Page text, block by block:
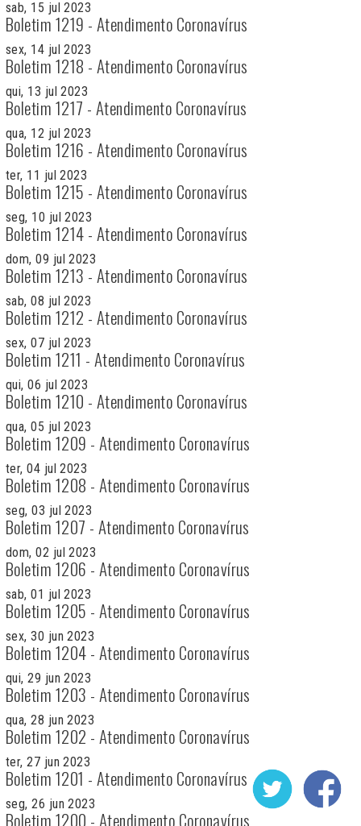
sab, 15 jul 2023
Boletim 1219 - Atendimento Coronavírus
sex, 14 jul 2023
Boletim 1218 - Atendimento Coronavírus
qui, 13 jul 2023
Boletim 1217 - Atendimento Coronavírus
qua, 12 jul 2023
Boletim 1216 - Atendimento Coronavírus
ter, 11 jul 2023
Boletim 1215 - Atendimento Coronavírus
seg, 10 jul 2023
Boletim 1214 - Atendimento Coronavírus
dom, 09 jul 2023
Boletim 1213 - Atendimento Coronavírus
sab, 08 jul 2023
Boletim 1212 - Atendimento Coronavírus
sex, 07 jul 2023
Boletim 1211 - Atendimento Coronavírus
qui, 06 jul 2023
Boletim 1210 - Atendimento Coronavírus
qua, 05 jul 2023
Boletim 1209 - Atendimento Coronavírus
ter, 04 jul 2023
Boletim 1208 - Atendimento Coronavírus
seg, 03 jul 2023
Boletim 1207 - Atendimento Coronavírus
dom, 02 jul 2023
Boletim 1206 - Atendimento Coronavírus
sab, 01 jul 2023
Boletim 1205 - Atendimento Coronavírus
sex, 30 jun 2023
Boletim 1204 - Atendimento Coronavírus
qui, 29 jun 2023
Boletim 1203 - Atendimento Coronavírus
qua, 28 jun 2023
Boletim 1202 - Atendimento Coronavírus
ter, 27 jun 2023
Boletim 1201 - Atendimento Coronavírus
seg, 26 jun 2023
Boletim 1200 - Atendimento Coronavírus